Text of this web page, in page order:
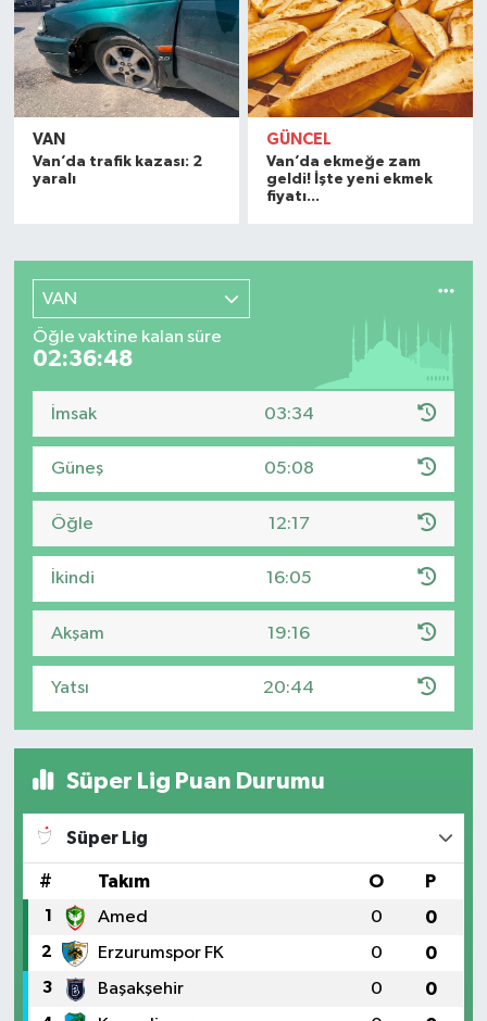
VAN
Van’da trafik kazası: 2
yaralı
GÜNCEL
Van’da ekmeğe zam
geldi! İşte yeni ekmek
fiyatı...
VAN
Öğle vaktine kalan süre
02:36:46
İmsak 03:34
Güneş 05:08
Öğle 12:17
İkindi 16:05
Akşam 19:16
Yatsı 20:44
Süper Lig Puan Durumu
Süper Lig
# Takım O P
1 Amed 0 0
2 Erzurumspor FK 0 0
3 Başakşehir 0 0